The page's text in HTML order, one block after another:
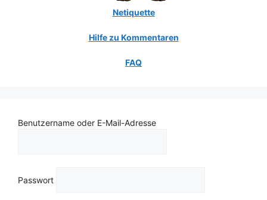
Netiquette
Hilfe zu Kommentaren
FAQ
Benutzername oder E-Mail-Adresse
Passwort